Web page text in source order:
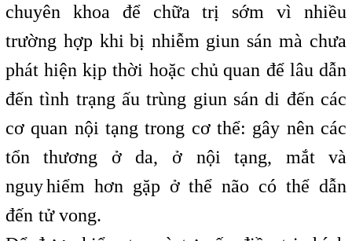
chuyên khoa để chữa trị sớm vì nhiều
trường hợp khi bị nhiễm giun sán mà chưa
phát hiện kịp tthời hoặc chủ ,quan để lâu dẫn
đến tình trạng ấu trùng giun sán di đến các
cơ quan nội tạng trong cơ thể: gây nên các
tổn thương ở da, ở nội tạng, mắt và
nguy,hiểm hơn gặp ở thể não có thể dẫn
đến tử vong.